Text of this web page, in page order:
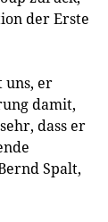
der Erste
uns, er
damit,
dass er
Spalt,